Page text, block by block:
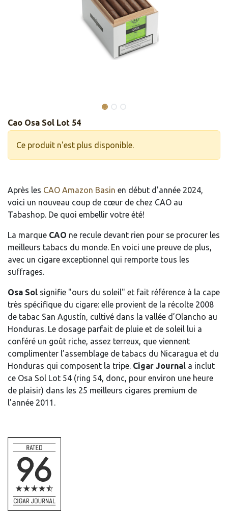
Cao Osa Sol Lot 54
Ce produit n'est plus disponible.
Après les CAO Amazon Basin en début d'année 2024,
voici un nouveau coup de cœur de chez CAO au
Tabashop. De quoi embellir votre été!
La marque CAO ne recule devant rien pour se procurer les
meilleurs tabacs du monde. En voici une preuve de plus,
avec un cigare exceptionnel qui remporte tous les
suffrages.
Osa Sol signifie "ours du soleil" et fait référence à la cape
très spécifique du cigare: elle provient de la récolte 2008
de tabac San Agustín, cultivé dans la vallée d’Olancho au
Honduras. Le dosage parfait de pluie et de soleil lui a
conféré un goût riche, assez terreux, que viennent
complimenter l’assemblage de tabacs du Nicaragua et du
Honduras qui composent la tripe. Cigar Journal a inclut
ce Osa Sol Lot 54 (ring 54, donc, pour environ une heure
de plaisir) dans les 25 meilleurs cigares premium de
l’année 2011.